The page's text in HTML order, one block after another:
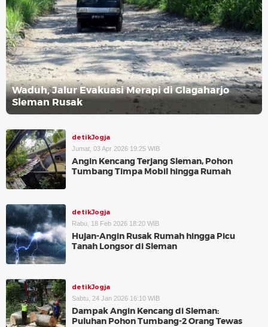
Waduh, Jalur Evakuasi Merapi di Glagaharjo
Sleman Rusak
detikJogja
Jumat, 03 Apr 2026 19:25 WIB
Angin Kencang Terjang Sleman, Pohon
Tumbang Timpa Mobil hingga Rumah
detikJogja
Rabu, 18 Feb 2026 18:20 WIB
Hujan-Angin Rusak Rumah hingga Picu
Tanah Longsor di Sleman
detikJogja
Sabtu, 24 Jan 2026 16:10 WIB
Dampak Angin Kencang di Sleman:
Puluhan Pohon Tumbang-2 Orang Tewas